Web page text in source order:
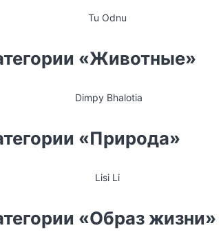
Tu Odnu
«Животные»
Dimpy Bhalotia
«Природа»
Lisi Li
«Образ жизни»